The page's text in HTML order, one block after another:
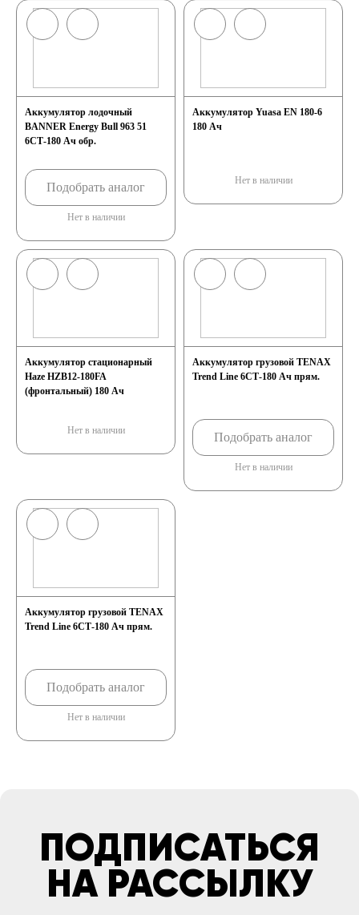
Аккумулятор лодочный
BANNER Energy Bull 963 51
6СТ-180 Ач обр.
Подобрать аналог
Нет в наличии
Аккумулятор Yuasa EN 180-6
180 Ач
Нет в наличии
Аккумулятор стационарный
Haze HZB12-180FA
(фронтальный) 180 Ач
Нет в наличии
Аккумулятор грузовой TENAX
Trend Line 6СТ-180 Ач прям.
Подобрать аналог
Нет в наличии
Аккумулятор грузовой TENAX
Trend Line 6СТ-180 Ач прям.
Подобрать аналог
Нет в наличии
ПОДПИСАТЬСЯ
НА РАССЫЛКУ